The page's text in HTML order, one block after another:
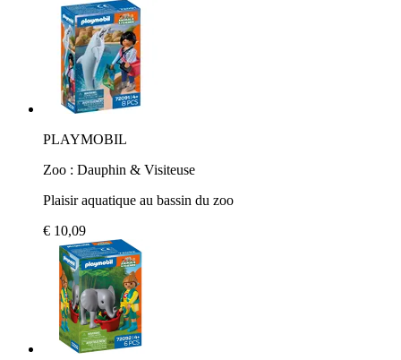
PLAYMOBIL
Zoo : Dauphin & Visiteuse
Plaisir aquatique au bassin du zoo
€ 10,09